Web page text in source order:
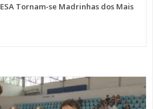
Tornam-se Madrinhas dos Mais